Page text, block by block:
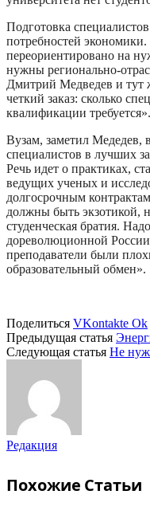
Подготовка
потребностей
переориентировано на
нужны регионально-
Дмитрий Медведев и тут
четкий заказ: сколько
квалификации требуется».
Вузам, заметил Медедев,
специалистов в лучших
Речь идет о практиках,
ведущих ученых и
долгосрочным
должны быть экзотикой,
студенческая братия.
дореволюционной
преподаватели были
образовательный обмен».
Поделиться VKontakte Ok
Предыдущая статья
Следующая статья Не
Редакция
Похожие Статьи